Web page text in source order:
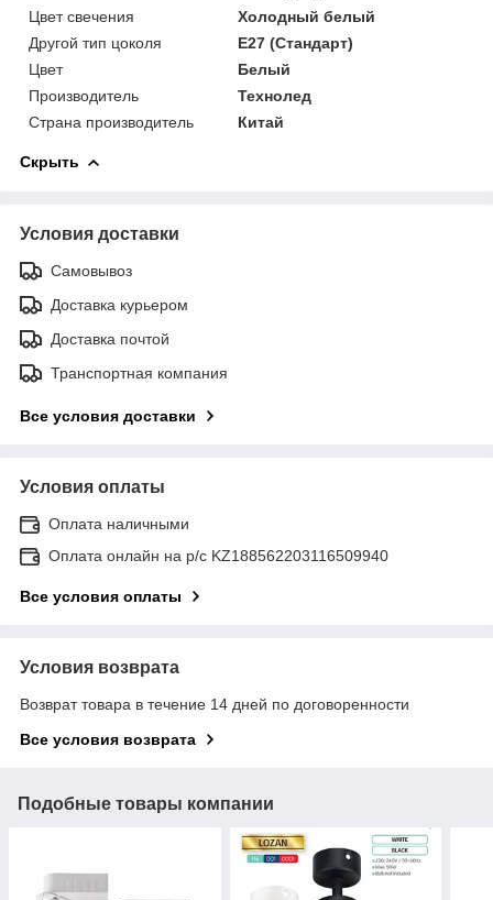
Цвет свечения
Холодный белый
Другой тип цоколя
E27 (Стандарт)
Цвет
Белый
Производитель
Технолед
Страна производитель
Китай
Скрыть
Условия доставки
Самовывоз
Доставка курьером
Доставка почтой
Транспортная компания
Все условия доставки
Условия оплаты
Оплата наличными
Оплата онлайн на р/с KZ188562203116509940
Все условия оплаты
Условия возврата
Возврат товара в течение 14 дней по договоренности
Все условия возврата
Подобные товары компании